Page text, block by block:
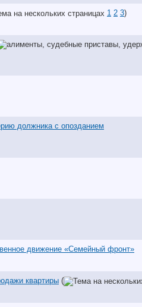
1 2 3)
должника с опозданием
движение «Семейный фронт»
квартиры (